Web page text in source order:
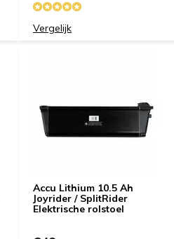
Vergelijk
Accu Lithium 10.5 Ah
Joyrider / SplitRider
Elektrische rolstoel